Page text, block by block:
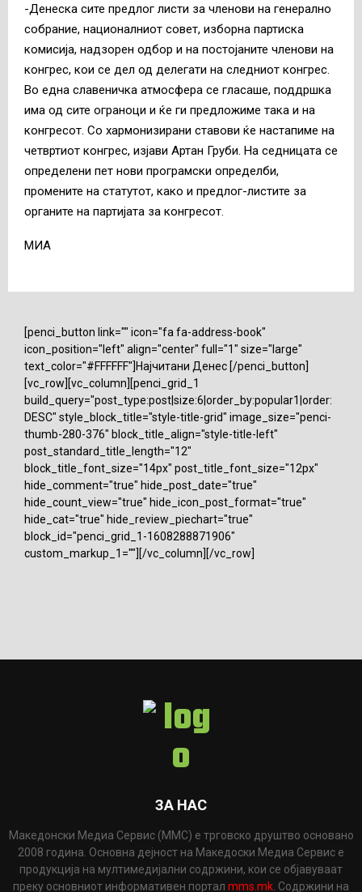
-Денеска сите предлог листи за членови на генерално
собрание, националниот совет, изборна партиска
комисија, надзорен одбор и на постојаните членови на
конгрес, кои се дел од делегати на следниот конгрес.
Во една славеничка атмосфера се гласаше, поддршка
има од сите ограноци и ќе ги предложиме така и на
конгресот. Со хармонизирани ставови ќе настапиме на
четвртиот конгрес, изјави Артан Груби. На седницата се
определени пет нови програмски определби,
промените на статутот, како и предлог-листите за
органите на партијата за конгресот.
МИА
[penci_button link="" icon="fa fa-address-book"
icon_position="left" align="center" full="1" size="large"
text_color="#FFFFFF"]Најчитани Денес [/penci_button]
[vc_row][vc_column][penci_grid_1
build_query="post_type:post|size:6|order_by:popular1|order:
DESC" style_block_title="style-title-grid" image_size="penci-
thumb-280-376" block_title_align="style-title-left"
post_standard_title_length="12"
block_title_font_size="14px" post_title_font_size="12px"
hide_comment="true" hide_post_date="true"
hide_count_view="true" hide_icon_post_format="true"
hide_cat="true" hide_review_piechart="true"
block_id="penci_grid_1-1608288871906"
custom_markup_1=""][/vc_column][/vc_row]
ЗА НАС
Македонски Медиа Сервис (ММС) е трговско друштво основано
2008 година. Основна дејност на Македоски Медиа Сервис е
продукција на мултимедијални содржини, кои се објавуваат
преку основниот информативен портал mms.mk . Содржини на